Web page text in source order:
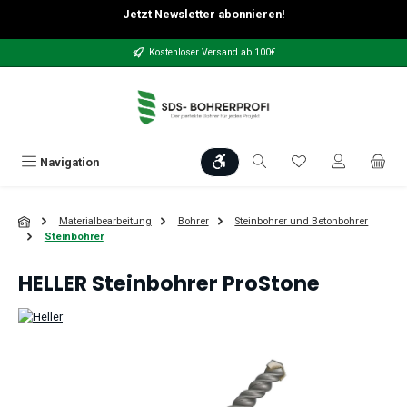
Zum Hauptinhalt springenJetzt Newsletter abonnieren!
Kostenloser Versand ab 100€
Navigation Werkzeugleiste anzeigen
Du hast 0
Materialbearbeitung Bohrer
Steinbohrer und Betonbohrer
Steinbohrer
HELLER Steinbohrer ProStone